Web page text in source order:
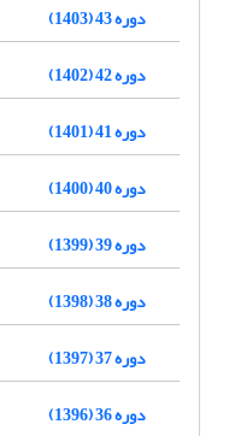
دوره 43 (1403)
دوره 42 (1402)
دوره 41 (1401)
دوره 40 (1400)
دوره 39 (1399)
دوره 38 (1398)
دوره 37 (1397)
دوره 36 (1396)